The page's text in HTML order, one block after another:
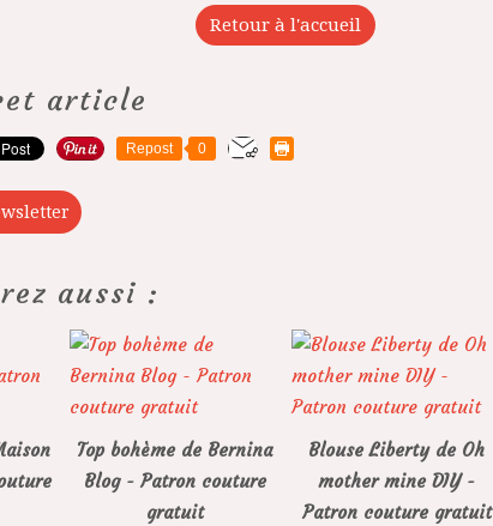
Retour à l'accueil
article
Repost 0
aussi :
Top bohème de Bernina
Blog - Patron couture
gratuit
Blouse Liberty de Oh
mother mine DIY -
Patron couture gratuit